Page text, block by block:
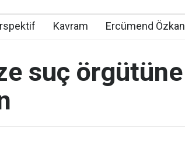
Kavram Ercümend Özkan
suç örgütüne